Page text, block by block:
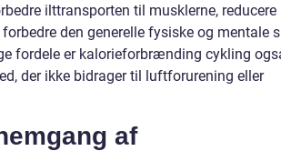
ilttransporten til musklerne, reducere
den generelle fysiske og mentale
fordele er kalorieforbrænding cykling
der ikke bidrager til luftforurening eller
af